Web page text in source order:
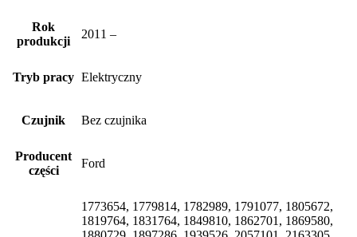
Rok
produkcji
2011 –
Tryb pracy Elektryczny
Czujnik Bez czujnika
Producent
części
Ford
1773654, 1779814, 1782989, 1791077, 1805672,
1819764, 1831764, 1849810, 1862701, 1869580,